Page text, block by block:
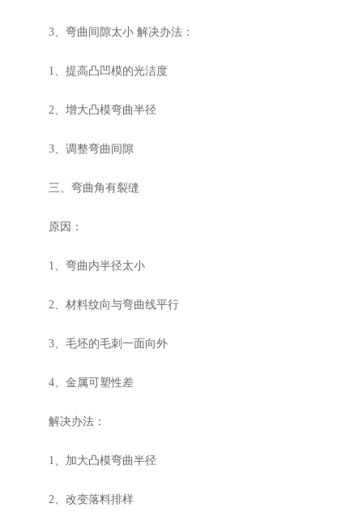
3、弯曲间隙太小 解决办法：
1、提高凸凹模的光洁度
2、增大凸模弯曲半径
3、调整弯曲间隙
三、弯曲角有裂缝
原因：
1、弯曲内半径太小
2、材料纹向与弯曲线平行
3、毛坯的毛刺一面向外
4、金属可塑性差
解决办法：
1、加大凸模弯曲半径
2、改变落料排样